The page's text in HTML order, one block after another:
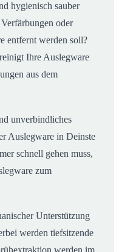
hygienisch sauber
oder
entfernt werden soll?
Ihre Auslegware
aus dem
unverbindliches
Auslegware in Deinste
schnell gehen muss,
zum
Unterstützung
werden tiefsitzende
werden im